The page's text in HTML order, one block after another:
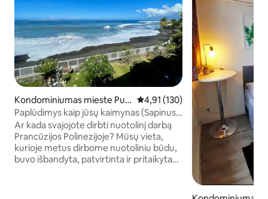
Kondominiumas mieste Pun
a'auia
Vidutinis įvertinimas: 4,91 iš 5,
4,91 (130)
Paplūdimys kaip jūsų kaimynas (Sapinus
Inn)
Ar kada svajojote dirbti nuotolinį darbą
Prancūzijos Polinezijoje? Mūsų vieta,
kurioje metus dirbome nuotoliniu būdu,
buvo išbandyta, patvirtinta ir pritaikyta